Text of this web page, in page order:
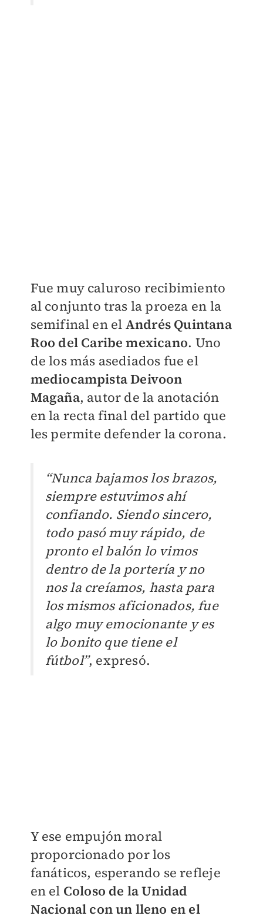
Fue muy caluroso recibimiento
al conjunto tras la proeza en la
semifinal en el Andrés Quintana
Roo del Caribe mexicano. Uno
de los más asediados fue el
mediocampista Deivoon
Magaña, autor de la anotación
en la recta final del partido que
les permite defender la corona.
“Nunca bajamos los brazos,
siempre estuvimos ahí
confiando. Siendo sincero,
todo pasó muy rápido, de
pronto el balón lo vimos
dentro de la portería y no
nos la creíamos, hasta para
los mismos aficionados, fue
algo muy emocionante y es
lo bonito que tiene el
fútbol”, expresó.
Y ese empujón moral
proporcionado por los
fanáticos, esperando se refleje
en el Coloso de la Unidad
Nacional con un lleno en el